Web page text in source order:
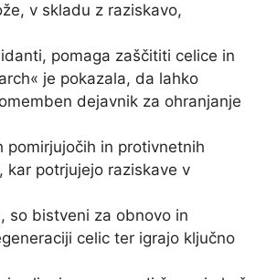
v skladu z raziskavo,
pomaga zaščititi celice in
je pokazala, da lahko
dejavnik za ohranjanje
pomirjujočih in protivnetnih
kar potrjujejo raziskave v
so bistveni za obnovo in
celic ter igrajo ključno